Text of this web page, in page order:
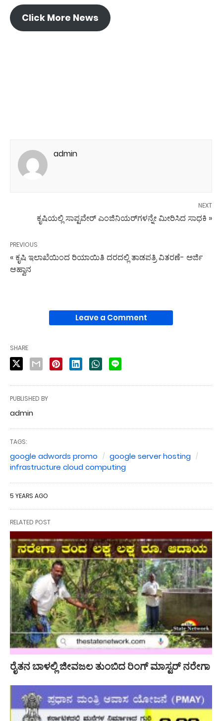
Click More News
admin
NEXT
ಕೃಷಿಯಲ್ಲಿ ಸಾಪ್ಟವೇರ್ ಎಂಜಿನಿಯರ್‌ಗಳನ್ನೇ ಮೀರಿಸಿದ ಸಾಧಕಿ »
PREVIOUS
« ಕೃಷಿ ಇಲಾಖೆಯಿಂದ ರಿಯಾಯಿತಿ ದರದಲ್ಲಿ ತಾಡಪತ್ರಿ ವಿತರಣೆ- ಅರ್ಜಿ
ಆಹ್ವಾನ
Leave a Comment
SHARE
PUBLISHED BY
admin
TAGS:
google adwords promo
google server hosting
infrastructure cloud computing
5 YEARS AGO
RELATED POST
ರೈತನ ಬಾಳಲ್ಲಿ ಜೀವಜಲ ತುಂಬಿದ ರಿಂಗ್ ಮಾಸ್ಟರ್ ನರೇಗಾ